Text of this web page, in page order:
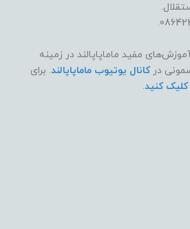
مفید ماماپاپالند در زمینه
درکانال یوتیوب ماماپاپالند. برای
کلیک کنید.